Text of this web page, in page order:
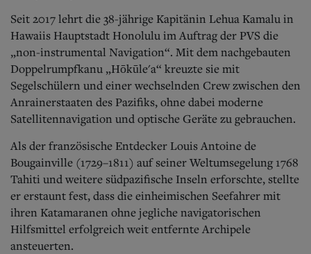
Seit 2017 lehrt die 38-jährige Kapitänin Lehua Kamalu in
Hawaiis Hauptstadt Honolulu im Auftrag der PVS die
„non-instrumental Navigation“. Mit dem nachgebauten
Doppelrumpfkanu „Hōkūle'a“ kreuzte sie mit
Segelschülern und einer wechselnden Crew zwischen den
Anrainerstaaten des Pazifiks, ohne dabei moderne
Satellitennavigation und optische Geräte zu gebrauchen.
Als der französische Entdecker Louis Antoine de
Bougainville (1729–1811) auf seiner Weltumsegelung 1768
Tahiti und weitere südpazifische Inseln erforschte, stellte
er erstaunt fest, dass die einheimischen Seefahrer mit
ihren Katamaranen ohne jegliche navigatorischen
Hilfsmittel erfolgreich weit entfernte Archipele
ansteuerten.